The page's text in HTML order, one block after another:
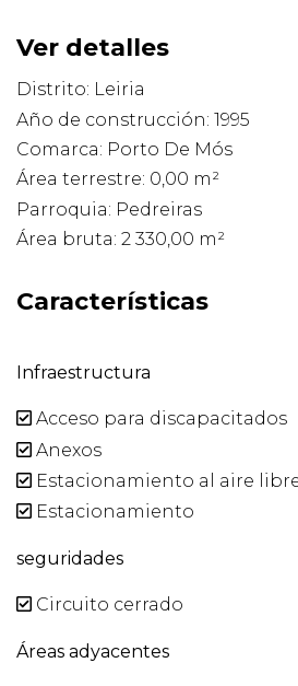
Ver detalles
Distrito: Leiria
Año de construcción: 1995
Comarca: Porto De Mós
Área terrestre: 0,00 m²
Parroquia: Pedreiras
Área bruta: 2 330,00 m²
Características
Infraestructura
Acceso para discapacitados
Anexos
Estacionamiento al aire
Estacionamiento
seguridades
Circuito cerrado
Áreas adyacentes